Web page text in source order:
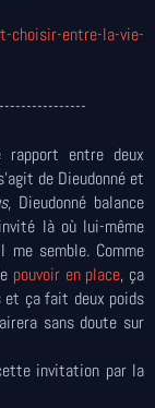
choisir-entre-la-vie-
entre deux
de Dieudonné et
, Dieudonné balance
là où lui-même
me semble. Comme
pouvoir en place, ça
ça fait deux poids
sans doute sur
invitation par la